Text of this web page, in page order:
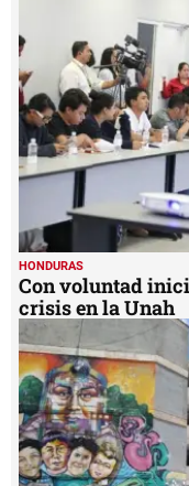
7
seconds
HONDURAS
Con voluntad
crisis en la Unah